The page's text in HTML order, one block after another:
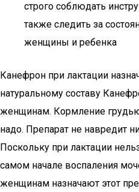
строго соблюдать
также следить за
женщины и ребенка
Канефрон при лактации
натуральному составу
женщинам. Кормление
надо. Препарат не навредит
Поскольку при лактации
самом начале воспаления
женщинам назначают этот